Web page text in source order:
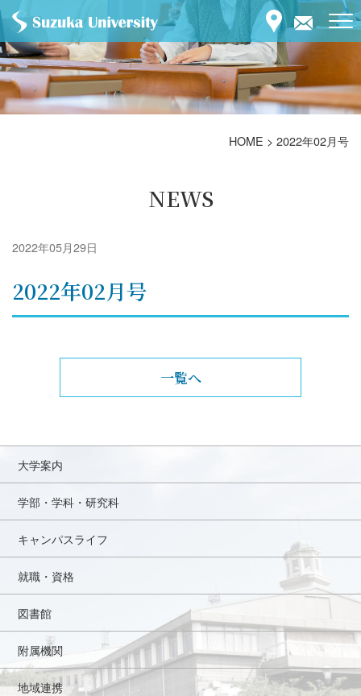
HOME > 2022年02月号
NEWS
2022年05月29日
2022年02月号
一覧へ
大学案内
学部・学科・研究科
キャンパスライフ
就職・資格
図書館
附属機関
地域連携